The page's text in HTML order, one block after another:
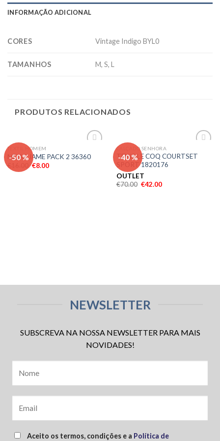
INFORMAÇÃO ADICIONAL
CORES Vintage Indigo BYL0
TAMANHOS M, S, L
PRODUTOS RELACIONADOS
-50 %
aos meus
TEXTIL HOMEM
MEIAS JAME PACK 2 36360
€
€8.00
-40 %
Adicionar
aos meus
CALÇADO SENHORA
TENIS LE COQ COURTSET
SPORT 1820176
OUTLET
€70.00 €42.00
NEWSLETTER
SUBSCREVA NA NOSSA NEWSLETTER PARA MAIS
NOVIDADES!
Aceito os termos, condições e a Política de